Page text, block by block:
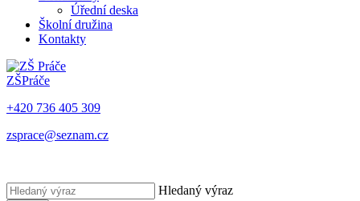
Úřední deska
Školní družina
Kontakty
ZŠPráče
+420 736 405 309
zsprace@seznam.cz
Hledaný výraz